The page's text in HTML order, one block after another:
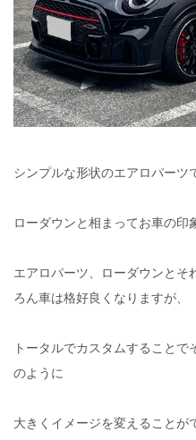
シンプルな形状のエアロパーツ
ローダウンと相まってお車の印
エアロパーツ、ローダウンとそ
ろん車は格好良くなりますが、
トータルでカスタムすること
のように
大きくイメージを変えることが